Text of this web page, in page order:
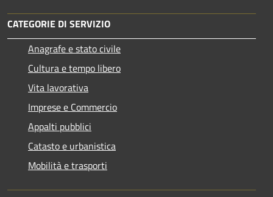
CATEGORIE DI SERVIZIO
Anagrafe e stato civile
Cultura e tempo libero
Vita lavorativa
Imprese e Commercio
Appalti pubblici
Catasto e urbanistica
Mobilità e trasporti